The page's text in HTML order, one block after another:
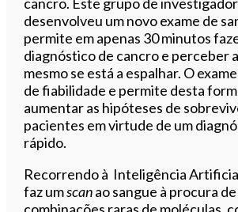
desenvolveu um novo exame de
permite em apenas 30 minutos
diagnóstico de cancro e perceber
mesmo se está a espalhar. O
de fiabilidade e permite desta
aumentar as hipóteses de
pacientes em virtude de um
rápido.
Recorrendo à Inteligência
faz umscanao sangue à procura de